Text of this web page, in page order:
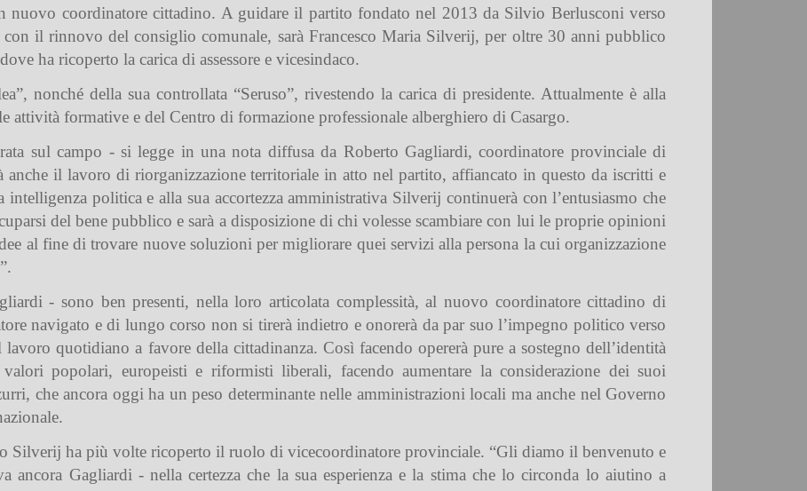
nuovo coordinatore cittadino. A guidare il partito fondato nel 2013 da Silvio Berlusconi verso
con il rinnovo del consiglio comunale, sarà Francesco Maria Silverij, per oltre 30 anni pubblico
ha ricoperto la carica di assessore e vicesindaco.
nonché della sua controllata “Seruso”, rivestendo la carica di presidente. Attualmente è alla
attività formative e del Centro di formazione professionale alberghiero di Casargo.
sul campo - si legge in una nota diffusa da Roberto Gagliardi, coordinatore provinciale di
anche il lavoro di riorganizzazione territoriale in atto nel partito, affiancato in questo da iscritti e
politica e alla sua accortezza amministrativa Silverij continuerà con l’entusiasmo che
del bene pubblico e sarà a disposizione di chi volesse scambiare con lui le proprie opinioni
al fine di trovare nuove soluzioni per migliorare quei servizi alla persona la cui organizzazione
- sono ben presenti, nella loro articolata complessità, al nuovo coordinatore cittadino di
navigato e di lungo corso non si tirerà indietro e onorerà da par suo l’impegno politico verso
quotidiano a favore della cittadinanza. Così facendo opererà pure a sostegno dell’identità
popolari, europeisti e riformisti liberali, facendo aumentare la considerazione dei suoi
che ancora oggi ha un peso determinante nelle amministrazioni locali ma anche nel Governo
Silverij ha più volte ricoperto il ruolo di vicecoordinatore provinciale. “Gli diamo il benvenuto e
ancora Gagliardi - nella certezza che la sua esperienza e la stima che lo circonda lo aiutino a